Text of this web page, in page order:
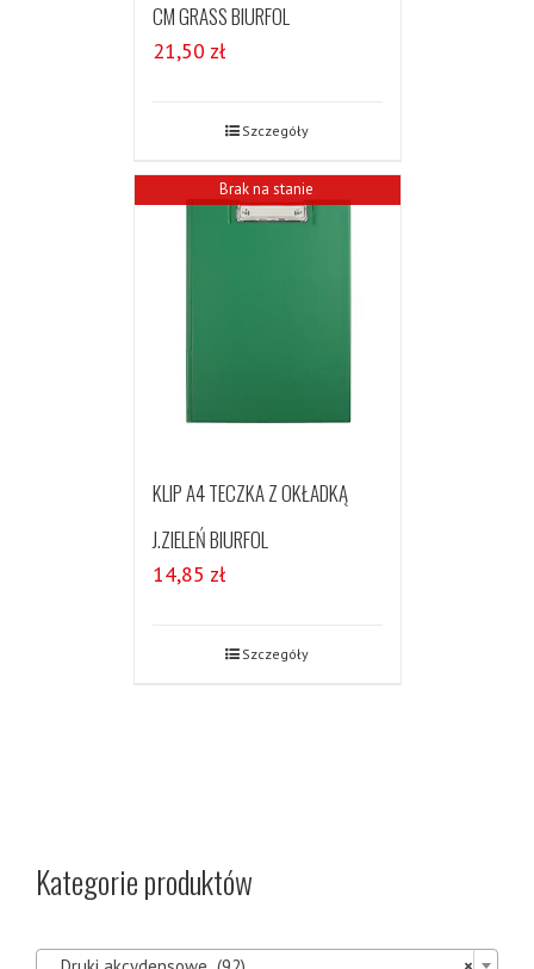
CM GRASS BIURFOL
21,50 zł
Szczegóły
Brak na stanie
KLIP A4 TECZKA Z OKŁADKĄ
J.ZIELEŃ BIURFOL
14,85 zł
Szczegóły
Kategorie produktów